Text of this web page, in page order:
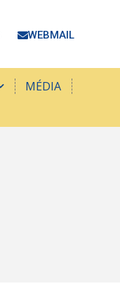
WEBMAIL
MÉDIA